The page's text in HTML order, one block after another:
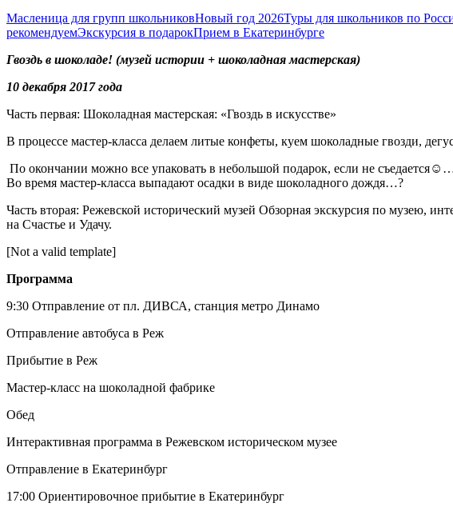
Масленица для групп школьниковНовый год 2026Туры для школьников по
рекомендуемЭкскурсия в подарокПрием в Екатеринбурге
Гвоздь в шоколаде! (музей истории + шоколадная мастерская)
10 декабря 2017 года
Часть первая: Шоколадная мастерская: «Гвоздь в искусстве»
В процессе мастер-класса делаем литые конфеты, куем шоколадные гвозди,
По окончании можно все упаковать в небольшой подарок, если не
Во время мастер-класса выпадают осадки в виде шоколадного дождя…?
Часть вторая: Режевской исторический музей Обзорная экскурсия по музею,
на Счастье и Удачу.
[Not a valid template]
Программа
9:30 Отправление от пл. ДИВСА, станция метро Динамо
Отправление автобуса в Реж
Прибытие в Реж
Мастер-класс на шоколадной фабрике
Обед
Интерактивная программа в Режевском историческом музее
Отправление в Екатеринбург
17:00 Ориентировочное прибытие в Екатеринбург